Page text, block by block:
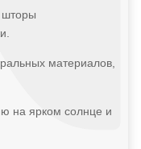
шторы
материалов,
на ярком солнце и